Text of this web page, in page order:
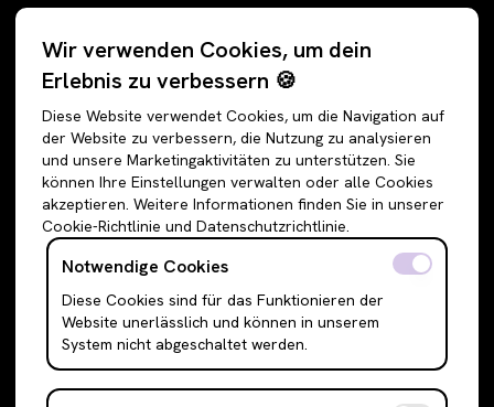
Alle Angebote
Schuhe
Oberteile
Sweatshirts & Hoodies
Shirts & Blusen
T-Shirts
Cami Top & Ärmellos
Schulterfreie Oberteile
Boleros & Shrugs
Anzugwesten & Polunder
Hosen
Jogginghosen
Anzughosen
Shorts
Leggings
Mini Röcke
Midi Röcke
Kleider
Wir verwenden Cookies, um dein
Erlebnis zu verbessern 🍪
Diese Website verwendet Cookies, um die Navigation auf
der Website zu verbessern, die Nutzung zu analysieren
und unsere Marketingaktivitäten zu unterstützen. Sie
können Ihre Einstellungen verwalten oder alle Cookies
akzeptieren. Weitere Informationen finden Sie in unserer
Cookie-Richtlinie und Datenschutzrichtlinie.
Notwendige Cookies
Diese Cookies sind für das Funktionieren der
Website unerlässlich und können in unserem
System nicht abgeschaltet werden.